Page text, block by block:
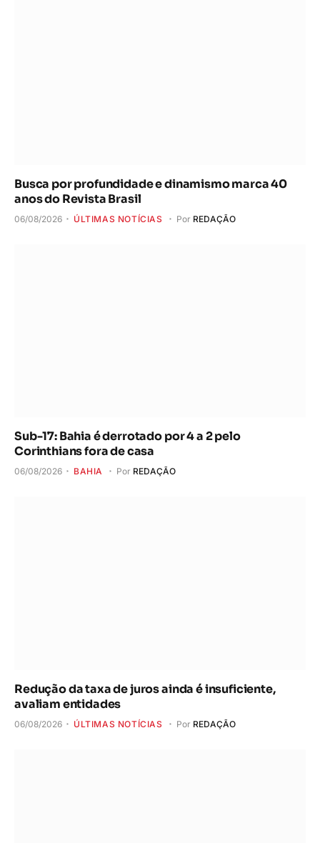
Busca por profundidade e dinamismo marca 40
anos do Revista Brasil
06/08/2026 ÚLTIMAS NOTÍCIAS Por REDAÇÃO
Sub-17: Bahia é derrotado por 4 a 2 pelo
Corinthians fora de casa
06/08/2026 BAHIA Por REDAÇÃO
Redução da taxa de juros ainda é insuficiente,
avaliam entidades
06/08/2026 ÚLTIMAS NOTÍCIAS Por REDAÇÃO